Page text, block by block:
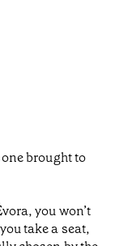
brought to
you won’t
take a seat,